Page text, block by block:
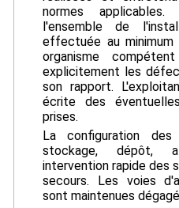
normes
l'ensemble de
effectuée au
organisme
explicitement les
son rapport.
écrite des
prises.
La configuration
stockage, dépôt,
intervention rapide des
secours. Les voies
sont maintenues